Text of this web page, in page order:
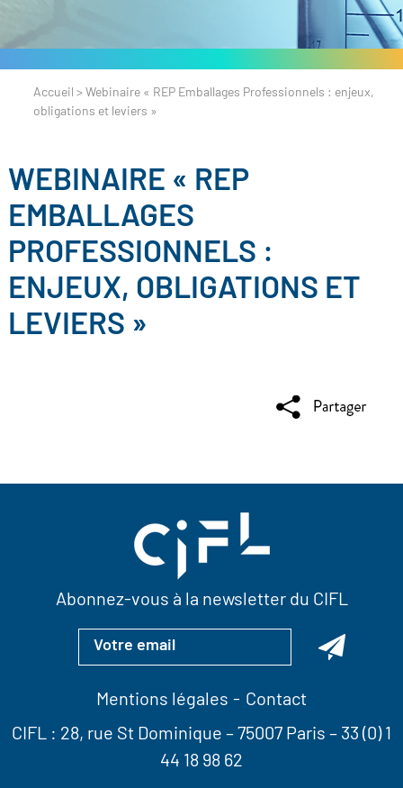
Accueil > Webinaire « REP Emballages Professionnels : enjeux,
obligations et leviers »
WEBINAIRE « REP
EMBALLAGES
PROFESSIONNELS :
ENJEUX, OBLIGATIONS ET
LEVIERS »
Abonnez-vous à la newsletter du CIFL
Mentions légales
Contact
CIFL : 28, rue St Dominique – 75007 Paris – 33 (0) 1
44 18 98 62